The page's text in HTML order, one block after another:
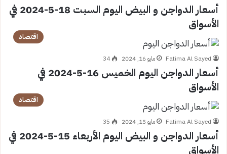
أسعار الدواجن و البيض اليوم السبت 18-5-2024 في
الأسواق
اقتصاد
Fatima Al Sayed مايو 16, 2024 34
أسعار الدواجن اليوم الخميس 16-5-2024 في
الأسواق
اقتصاد
Fatima Al Sayed مايو 15, 2024 35
أسعار الدواجن و البيض اليوم الأربعاء 15-5-2024 في
الأسواق